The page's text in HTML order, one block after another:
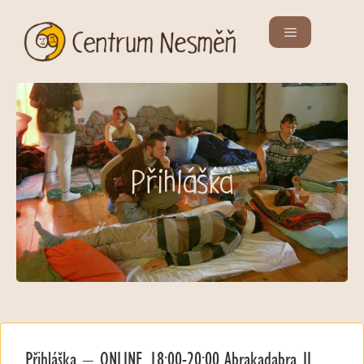
Přihláška